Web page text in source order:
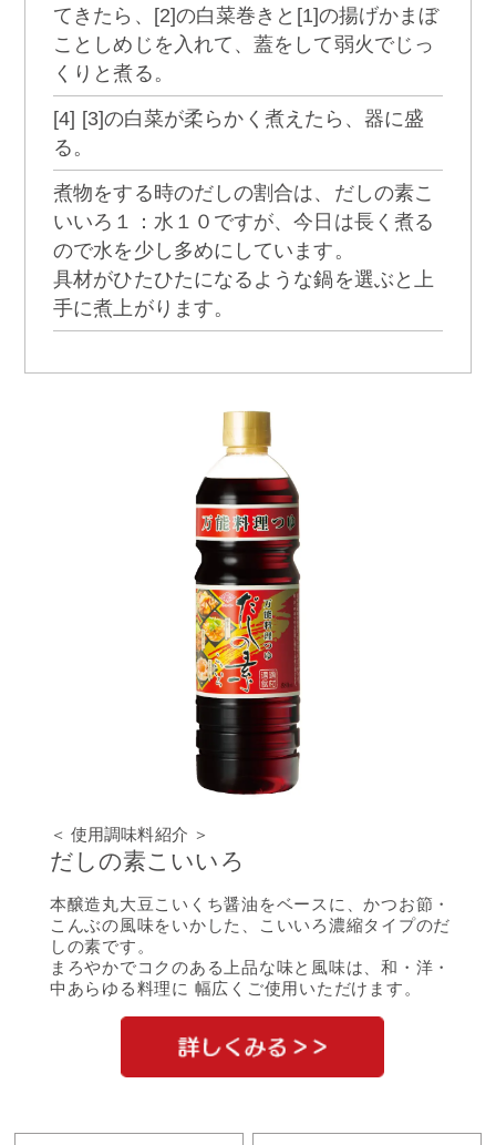
てきたら、[2]の白菜巻きと[1]の揚げかまぼ
ことしめじを入れて、蓋をして弱火でじっ
くりと煮る。
[4] [3]の白菜が柔らかく煮えたら、器に盛
る。
煮物をする時のだしの割合は、だしの素こ
いいろ１：水１０ですが、今日は長く煮る
ので水を少し多めにしています。
具材がひたひたになるような鍋を選ぶと上
手に煮上がります。
＜ 使用調味料紹介 ＞
だしの素こいいろ
本醸造丸大豆こいくち醤油をベースに、かつお節・
こんぶの風味をいかした、こいいろ濃縮タイプのだ
しの素です。
まろやかでコクのある上品な味と風味は、和・洋・
中あらゆる料理に 幅広くご使用いただけます。